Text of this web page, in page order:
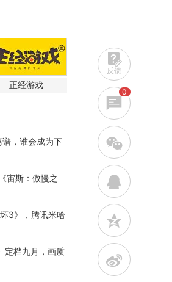
正经游戏
，谁会成为下
宙斯：傲慢之
3》，腾讯米哈
定档九月，画质
反馈
0
w
q
z
t